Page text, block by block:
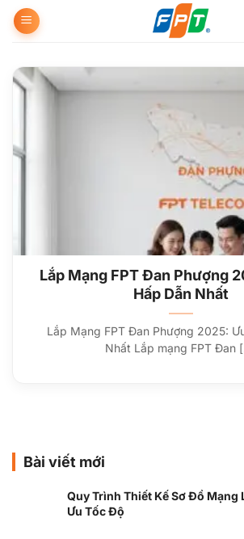
qua
dung
Lắp Mạng FPT Đan Phượng
Hấp Dẫn Nhất
Lắp Mạng FPT Đan Phượng 2025:
Nhất Lắp mạng FPT Đan
Bài viết mới
Quy Trình Thiết Kế Sơ Đồ Mạng
Ưu Tốc Độ